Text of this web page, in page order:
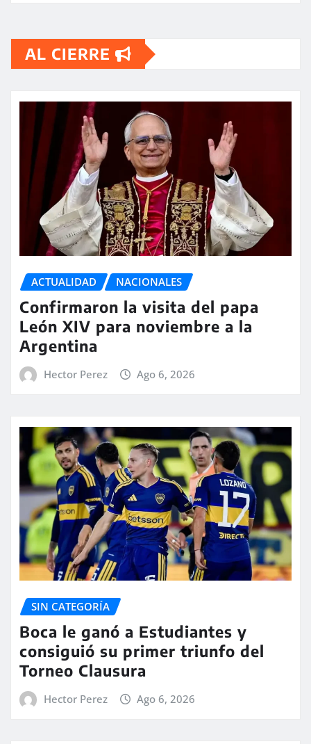
AL CIERRE
ACTUALIDAD NACIONALES
Confirmaron la visita del papa
León XIV para noviembre a la
Argentina
Hector Perez Ago 6, 2026
SIN CATEGORÍA
Boca le ganó a Estudiantes y
consiguió su primer triunfo del
Torneo Clausura
Hector Perez Ago 6, 2026